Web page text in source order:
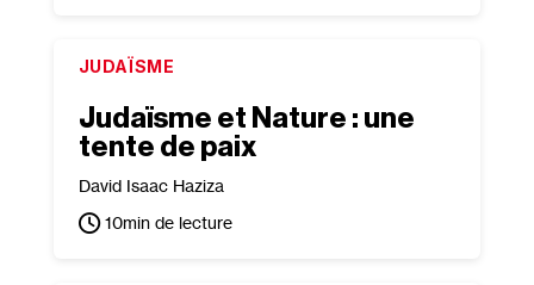
JUDAÏSME
Judaïsme et Nature : une
tente de paix
David Isaac Haziza
10min de lecture